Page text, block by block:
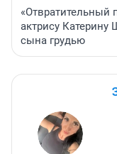
«Отвратительный
актрису
сына грудью